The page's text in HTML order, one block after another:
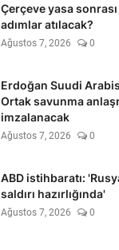
Çerçeve yasa
adımlar atılacak?
Ağustos 7, 2026 0
Erdoğan Suudi
Ortak savunma
imzalanacak
Ağustos 7, 2026 0
ABD istihbaratı:
saldırı hazırlığında'
Ağustos 7, 2026 0